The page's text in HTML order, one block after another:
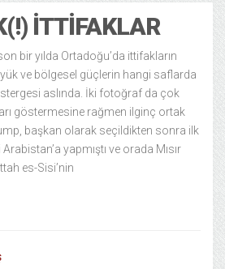
İTTIFAKLAR
bir yılda Ortadoğu’da ittifakların
ve bölgesel güçlerin hangi saflarda
aslında. İki fotoğraf da çok
göstermesine rağmen ilginç ortak
başkan olarak seçildikten sonra ilk
yapmıştı ve orada Mısır
es-Sisi’nin